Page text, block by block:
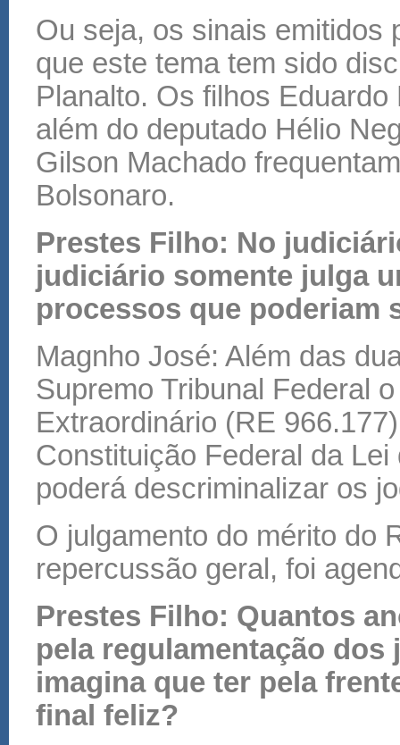
Ou seja, os sinais emitidos
que este tema tem sido
Planalto. Os filhos
além do deputado Hélio
Gilson Machado
Bolsonaro.
Prestes Filho: No
judiciário somente julga
processos que poderiam
Magnho José: Além das
Supremo Tribunal Federal
Extraordinário (RE
Constituição Federal da
poderá descriminalizar os
O julgamento do mérito do
repercussão geral, foi
Prestes Filho: Quantos
pela regulamentação
imagina que ter pela
final feliz?